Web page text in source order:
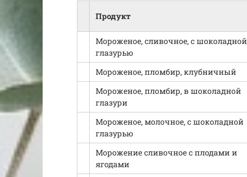
Продукт
Мороженое, сливочное, с шоколадной
глазурью
Мороженое, пломбир, клубничный
Мороженое, пломбир, в шоколадной
глазури
Мороженое, молочное, с шоколадной
глазурью
Морожение сливочное с плодами и
ягодами